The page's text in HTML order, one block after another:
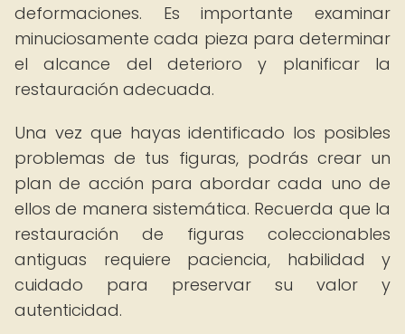
deformaciones. Es importante examinar
minuciosamente cada pieza para determinar
el alcance del deterioro y planificar la
restauración adecuada.
Una vez que hayas identificado los posibles
problemas de tus figuras, podrás crear un
plan de acción para abordar cada uno de
ellos de manera sistemática. Recuerda que la
restauración de figuras coleccionables
antiguas requiere paciencia, habilidad y
cuidado para preservar su valor y
autenticidad.